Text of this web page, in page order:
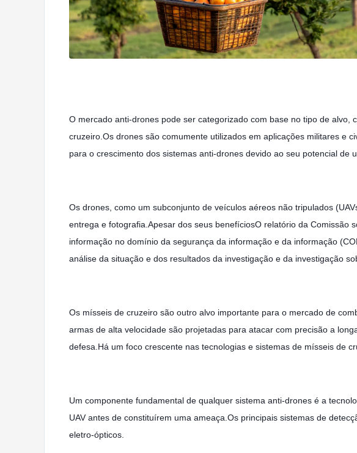
O mercado anti-drones pode ser categorizado com base no tipo de
cruzeiro.Os drones são comumente utilizados em aplicações militares e
para o crescimento dos sistemas anti-drones devido ao seu potencial de
Os drones, como um subconjunto de veículos aéreos não tripulados
entrega e fotografia.Apesar dos seus benefíciosO relatório da
informação no domínio da segurança da informação e da informação
análise da situação e dos resultados da investigação e da investigação
Os mísseis de cruzeiro são outro alvo importante para o mercado de
armas de alta velocidade são projetadas para atacar com precisão a
defesa.Há um foco crescente nas tecnologias e sistemas de mísseis de
Um componente fundamental de qualquer sistema anti-drones é a
UAV antes de constituírem uma ameaça.Os principais sistemas de
eletro-ópticos.